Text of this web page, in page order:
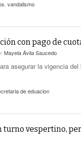
vandalismo
con pago de
Mayela Ávila Saucedo
asegurar la vigencia del
de eduacion
turno vespertino,